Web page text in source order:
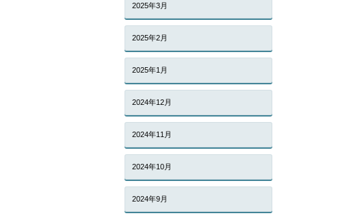
2025年3月
2025年2月
2025年1月
2024年12月
2024年11月
2024年10月
2024年9月